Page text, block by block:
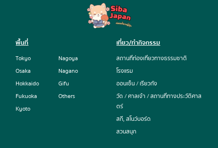
ร้านจำหน่ายการ์ตูนและสินค้าคาแรกเตอร์การ์ตูน
ร้านของฝาก
วัด / ศาลเจ้า / สถานที่ทางประวัติศาสตร์
สกี, สโนว์บอร์ด
สวนสนุก
การเดินทางในญี่ปุ่น (รถไฟ / รถบัส)
พื้นที่
Tokyo
Osaka
Hokkaido
Fukuoka
Kyoto
Nagoya
Nagano
Gifu
Others
เที่ยว/ทำกิจกรรม
สถานที่ท่องเที่ยวทางธรรมชาติ
โรงแรม
ออนเซ็น / เรียวกัง
วัด / ศาลเจ้า / สถานที่ทางประวัติศาส
ตร์
สกี, สโนว์บอร์ด
สวนสนุก